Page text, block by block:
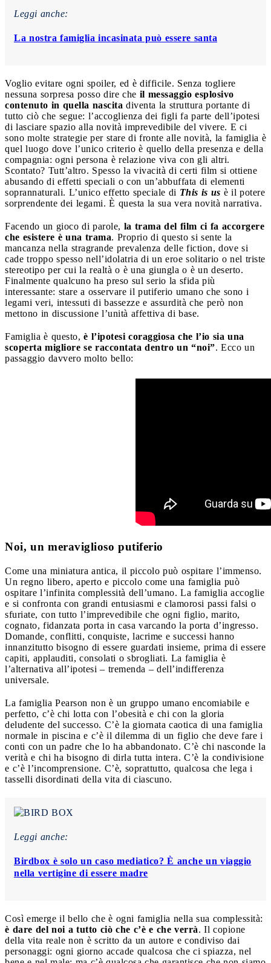
Leggi anche:
La nostra famiglia incasinata può essere santa
Voglio evitare ogni spoiler, ed è difficile. Senza togliere
nessuna sorpresa posso dire che il messaggio esplosivo
contenuto in quella nascita diventa la struttura portante di
tutto ciò che segue: l’accoglienza dei figli fa parte dell’ipotesi
di lasciare spazio alla novità imprevedibile del vivere. E ci
sono molte strategie per stare di fronte alle novità, la famiglia è
quel luogo dove l’unico criterio è quello della presenza e della
compagnia: ogni persona è relazione viva con gli altri.
Scontato? Tutt’altro. Spesso la vivacità di certi film si ottiene
abusando di effetti speciali o con un’abbuffata di elementi
soprannaturali. L’unico effetto speciale di This is us è il potere
sorprendente dei legami. È questa la sua vera novità narrativa.
Facendo un gioco di parole, la trama del film ci fa accorgere
che esistere è una trama. Proprio di questo si sente la
mancanza nella stragrande prevalenza delle fiction, dove si
cade troppo spesso nell’idolatria di un eroe solitario o nel triste
stereotipo per cui la realtà o è una giungla o è un deserto.
Finalmente qualcuno ha preso sul serio la sfida più
interessante: stare a osservare il putiferio umano che sono i
legami veri, intessuti di bassezze e assurdità che però non
mettono in discussione l’unità affettiva di base.
Famiglia è questo, è l’ipotesi coraggiosa che l’io sia una
scoperta migliore se raccontata dentro un “noi”. Ecco un
passaggio davvero molto bello:
Noi, un meraviglioso putiferio
Come una miniatura antica, il piccolo può ospitare l’immenso.
Un regno libero, aperto e piccolo come una famiglia può
ospitare l’infinita complessità dell’umano. La famiglia accoglie
e si confronta con grandi entusiasmi e clamorosi passi falsi o
sfuriate, con tutto l’imprevedibile che ogni figlio, marito,
cognato, fidanzata porta in casa varcando la porta d’ingresso.
Domande, conflitti, conquiste, lacrime e successi hanno
innanzitutto bisogno di essere guardati insieme, prima di essere
capiti, applauditi, consolati o sbrogliati. La famiglia è
l’alternativa all’ipotesi – tremenda – dell’indifferenza
universale.
La famiglia Pearson non è un gruppo umano encomiabile e
perfetto, c’è chi lotta con l’obesità e chi con la gloria
deludente del successo. C’è la giornata caotica di una famiglia
normale in piscina e c’è il dilemma di un figlio che deve fare i
conti con un padre che lo ha abbandonato. C’è chi nasconde la
verità e chi ha bisogno di dirla tutta intera. C’è la condivisione
e c’è l’incomprensione. C’è, soprattutto, qualcosa che lega i
tasselli disordinati della vita di ciascuno.
Leggi anche:
Birdbox è solo un caso mediatico? È anche un viaggio
nella vertigine di essere madre
Così emerge il bello che è ogni famiglia nella sua complessità:
è dare del noi a tutto ciò che c’è e che verrà. Il copione
della vita reale non è scritto da un autore e condiviso dai
personaggi: ogni giorno accade qualcosa che ci spiazza, nel